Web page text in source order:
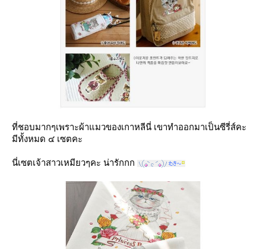
ที่ชอบมากๆเพราะผ้าแมวของเกาหลีนี่ เขาทำออกมาเป็นซีรี่ส์คะ
มีทั้งหมด ๔ เซตคะ
นี่เซตเจ้าสาวเหมียวๆคะ น่ารักกก